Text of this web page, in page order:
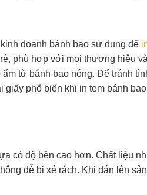
doanh bánh bao sử dụng để
phù hợp với mọi thương hiệu
từ bánh bao nóng. Để tránh
phổ biến khi in tem bánh
có độ bền cao hơn. Chất liệu
dễ bị xé rách. Khi dán lên